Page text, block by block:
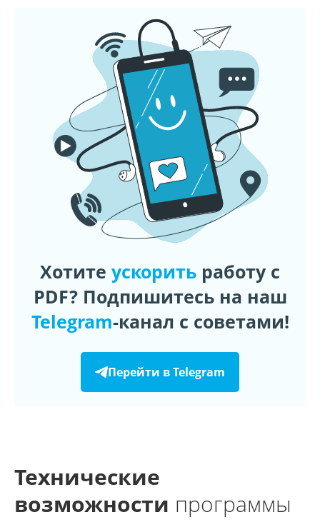
Хотите ускорить работу с
PDF? Подпишитесь на наш
Telegram-канал с советами!
Перейти в Telegram
Технические
возможности программы